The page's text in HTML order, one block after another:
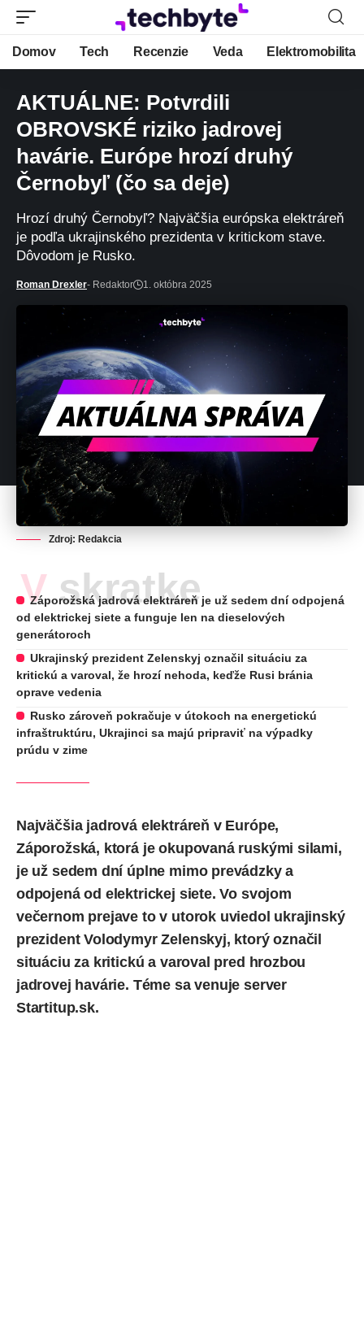
Domov Tech Recenzie Veda Elektromobilita
AKTUÁLNE: Potvrdili
OBROVSKÉ riziko jadrovej
havárie. Európe hrozí druhý
Černobyľ (čo sa deje)
Hrozí druhý Černobyľ? Najväčšia európska elektráreň
je podľa ukrajinského prezidenta v kritickom stave.
Dôvodom je Rusko.
Roman Drexler- Redaktor 1. októbra 2025
Zdroj: Redakcia
V skratke
Záporožská jadrová elektráreň je už sedem dní odpojená
od elektrickej siete a funguje len na dieselových
generátoroch
Ukrajinský prezident Zelenskyj označil situáciu za
kritickú a varoval, že hrozí nehoda, keďže Rusi bránia
oprave vedenia
Rusko zároveň pokračuje v útokoch na energetickú
infraštruktúru, Ukrajinci sa majú pripraviť na výpadky
prúdu v zime
Najväčšia jadrová elektráreň v Európe,
Záporožská, ktorá je okupovaná ruskými silami,
je už sedem dní úplne mimo prevádzky a
odpojená od elektrickej siete. Vo svojom
večernom prejave to v utorok uviedol ukrajinský
prezident Volodymyr Zelenskyj, ktorý označil
situáciu za kritickú a varoval pred hrozbou
jadrovej havárie. Téme savenuje server
Startitup.sk.